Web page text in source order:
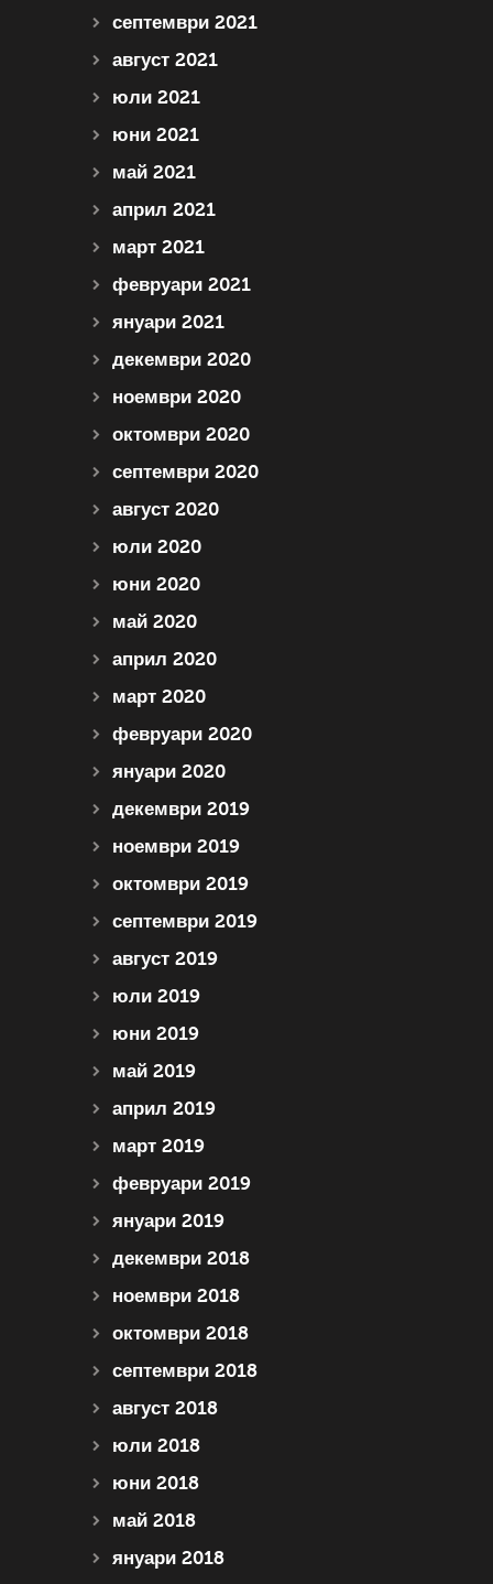
септември 2021
август 2021
юли 2021
юни 2021
май 2021
април 2021
март 2021
февруари 2021
януари 2021
декември 2020
ноември 2020
октомври 2020
септември 2020
август 2020
юли 2020
юни 2020
май 2020
април 2020
март 2020
февруари 2020
януари 2020
декември 2019
ноември 2019
октомври 2019
септември 2019
август 2019
юли 2019
юни 2019
май 2019
април 2019
март 2019
февруари 2019
януари 2019
декември 2018
ноември 2018
октомври 2018
септември 2018
август 2018
юли 2018
юни 2018
май 2018
януари 2018